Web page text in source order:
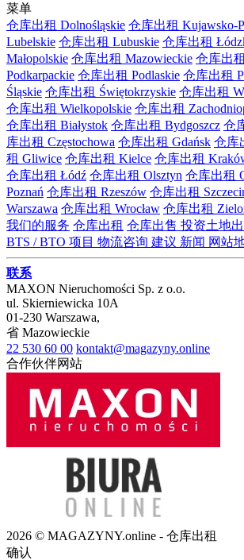
菜单
仓库出租 Dolnośląskie 仓库出租 Kujawsko-
Lubelskie 仓库出租 Lubuskie 仓库出租
Małopolskie 仓库出租 Mazowieckie 仓库出
Podkarpackie 仓库出租 Podlaskie 仓库出租
Śląskie 仓库出租 Świętokrzyskie 仓库出租
仓库出租 Wielkopolskie 仓库出租
仓库出租 Białystok 仓库出租 Bydgoszcz 仓
库出租 Częstochowa 仓库出租 Gdańsk 仓库
租 Gliwice 仓库出租 Kielce 仓库出租
仓库出租 Łódź 仓库出租 Olsztyn 仓库出租
Poznań 仓库出租 Rzeszów 仓库出租
Warszawa 仓库出租 Wrocław 仓库出租
我们的服务 仓库出租 仓库出售 投资土地
BTS / BTO 项目 物流咨询 建议 新闻 网站
联系
MAXON Nieruchomości Sp. z o.o.
ul. Skierniewicka 10A
01-230 Warszawa,
省 Mazowieckie
22 530 60 00 kontakt@magazyny.online
合作伙伴网站
2026 © MAGAZYNY.online - 仓库出租
确认